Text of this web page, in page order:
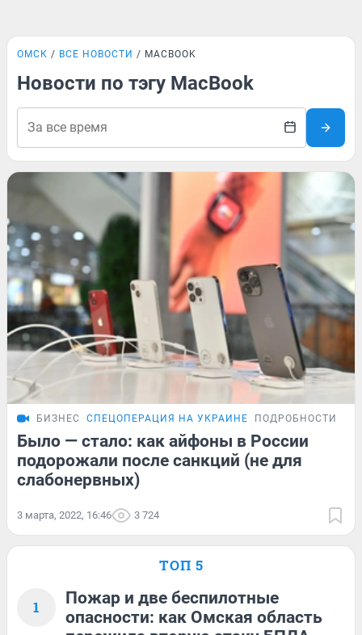
ОМСК ВСЕ НОВОСТИ MACBOOK
Новости по тэгу MacBook
БИЗНЕС СПЕЦОПЕРАЦИЯ НА УКРАИНЕ ПОДРОБНОСТИ
Было — стало: как айфоны в России
подорожали после санкций (не для
слабонервных)
3 марта, 2022, 16:46 3 724
ТОП 5
1
Пожар и две беспилотные
опасности: как Омская область